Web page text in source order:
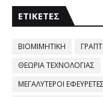
ΕΤΙΚΈΤΕΣ
ΒΙΟΜΙΜΗΤΙΚΗ
ΘΕΩΡΙΑ ΤΕΧΝΟΛΟΓΙΑΣ
ΜΕΓΑΛΥΤΕΡΟΙ ΕΦΕΥΡΕΤΕΣ